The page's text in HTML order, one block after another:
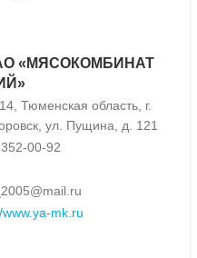
«МЯСОКОМБИНАТ
Тюменская область, г.
ул. Пущина, д. 121
00-92
mk.ru